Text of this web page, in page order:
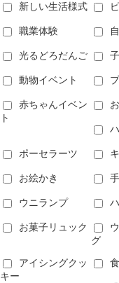
新しい生活様式
職業体験
光るどろだんご
動物イベント
赤ちゃんイベン
ト
ポーセラーツ
お絵かき
ウニランプ
お菓子リュック
グ
アイシングクッ
キー